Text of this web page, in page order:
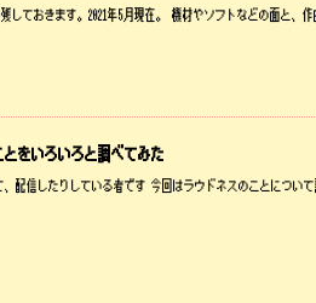
しておきます。2021年5月現在。 機材やソフトなどの面と、
をいろいろと調べてみた
配信したりしている者です 今回はラウドネスのことについ